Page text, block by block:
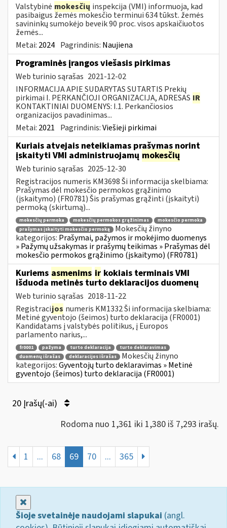
Valstybinė mokesčių inspekcija (VMI) informuoja, kad
pasibaigus žemės mokesčio terminui 634 tūkst. žemės
savininkų sumokėjo beveik 90 proc. visos apskaičiuotos
žemės...
Metai: 2024 Pagrindinis: Naujiena
Programinės įrangos viešasis pirkimas
Web turinio sąrašas 2021-12-02
INFORMACIJA APIE SUDARYTAS SUTARTIS Prekių
pirkimai I. PERKANČIOJI ORGANIZACIJA, ADRESAS IR
KONTAKTINIAI DUOMENYS: I.1. Perkančiosios
organizacijos pavadinimas...
Metai: 2021 Pagrindinis:Viešieji pirkimai
Kuriais atvejais neteikiamas prašymas norint
įskaityti VMI administruojamų mokesčių
Web turinio sąrašas 2025-12-30
Registracijos numeris KM3698 Ši informacija skelbiama:
Prašymas dėl mokesčio permokos grąžinimo
(įskaitymo) (FR0781) Šis prašymas grąžinti (įskaityti)
permoką (skirtumą)...
mokesčių permoka mokesčių permokos grąžinimas
mokesčio permoka
prašymas įskaityti mokesčio permoką
Mokesčių žinyno
kategorijos: Prašymai, pažymos ir mokėjimo duomenys
» Pažymų užsakymas ir prašymų teikimas » Prašymas dėl
mokesčio permokos grąžinimo (įskaitymo) (FR0781)
Kuriems asmenims ir kokiais terminais VMI
išduoda metinės turto deklaracijos duomenų
Web turinio sąrašas 2018-11-22
Registracijos numeris KM1332 Ši informacija skelbiama:
Metinė gyventojo (šeimos) turto deklaracija (FR0001)
Kandidatams į valstybės politikus, į Europos
parlamento narius,...
fr0001 pažyma turto deklaracija
turto deklaravimas
duomenų išrašas
deklaracijos išrašas
Mokesčių žinyno
kategorijos:Gyventojų turto deklaravimas » Metinė
gyventojo (šeimos) turto deklaracija (FR0001)
20 Įrašų(-ai)
Rodoma nuo 1,361 iki 1,380 iš 7,293 irašų.
1 ... 68 69 70 ... 365
Šioje svetainėje naudojami slapukai (angl.